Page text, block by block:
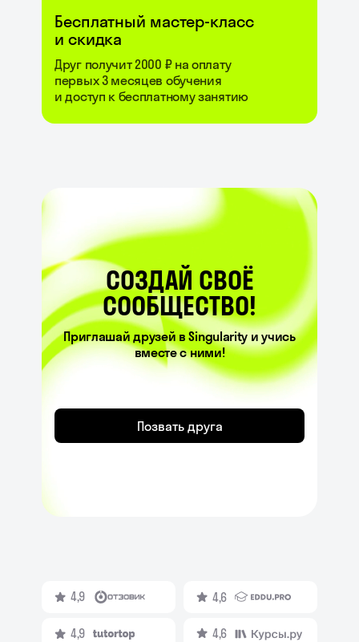
Бесплатный мастер-класс
и скидка
Друг получит 2000 ₽ на оплату
первых 3 месяцев обучения
и доступ к бесплатному занятию
СОЗДАЙ СВОЁ
СООБЩЕСТВО!
Приглашай друзей в Singularity и учись
вместе с ними!
Позвать друга
4,9 4,6
4,9 4,6